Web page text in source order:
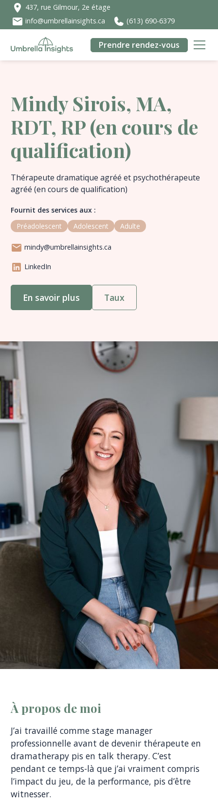
437, rue Gilmour, 2e étage
info@umbrellainsights.ca
(613) 690-6379
Prendre rendez-vous
Mindy Sirois, MA,
RDT, RP (en cours de
qualification)
Thérapeute dramatique agréé et psychothérapeute
agréé (en cours de qualification)
Fournit des services aux :
Préadolescent
Adolescent Adulte
mindy@umbrellainsights.ca
LinkedIn
En savoir plus Taux
À propos de moi
J’ai travaillé comme stage manager
professionnelle avant de devenir thérapeute en
dramatherapy pis en talk therapy. C’est
pendant ce temps-là que j’ai vraiment compris
l’impact du jeu, de la performance, pis d’être
witnesser.